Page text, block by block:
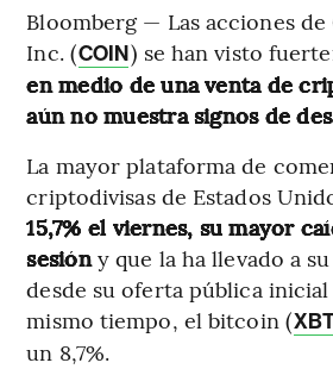
Bloomberg — Las acciones de
Inc. (COIN) se han visto
en medio de una venta de
aún no muestra signos de
La mayor plataforma de
criptodivisas de Estados
15,7% el viernes, su mayor
sesióny que la ha llevado a
desde su oferta pública
mismo tiempo, el bitcoin (
un 8,7%.